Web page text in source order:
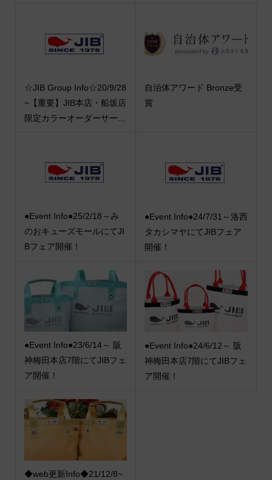
☆JIB Group Info☆20/9/28
~【重要】JIB本店・船坂店
限定カラーオーダーサー...
自治体アワード Bronze受
賞
●Event Info●25/2/18～み
のおキューズモールにてJI
Bフェア開催！
●Event Info●24/7/31～洛西
タカシマヤにてJIBフェア
開催！
●Event Info●23/6/14～ 阪
神梅田本店7階にてJIBフェ
ア開催！
●Event Info●24/6/12～ 阪
神梅田本店7階にてJIBフェ
ア開催！
◆web更新Info◆21/12/8~